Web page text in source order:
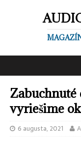
vyriešime
6 augusta, 2021